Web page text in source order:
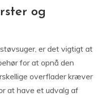
og
er det vigtigt at
for at opnå den
overflader kræver
at have et udvalg af